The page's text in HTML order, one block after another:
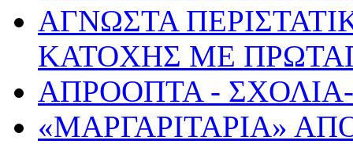
ΑΓΝΩΣΤΑ
ΚΑΤΟΧΗΣ ΜΕ
ΑΠΡΟΟΠΤΑ -
«ΜΑΡΓΑΡΙΤΑΡΙΑ»